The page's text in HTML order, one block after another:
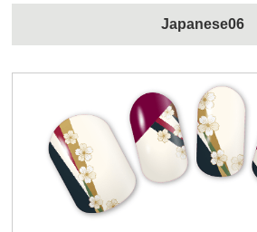
Japanese06